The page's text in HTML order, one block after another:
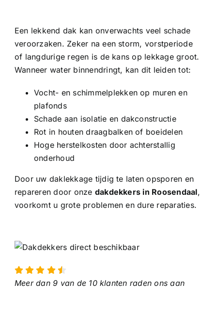
Een lekkend dak kan onverwachts veel schade
veroorzaken. Zeker na een storm, vorstperiode
of langdurige regen is de kans op lekkage groot.
Wanneer water binnendringt, kan dit leiden tot:
Vocht- en schimmelplekken op muren en
plafonds
Schade aan isolatie en dakconstructie
Rot in houten draagbalken of boeidelen
Hoge herstelkosten door achterstallig
onderhoud
Door uw daklekkage tijdig te laten opsporen en
repareren door onze dakdekkers in Roosendaal,
voorkomt u grote problemen en dure reparaties.
Meer dan 9 van de 10 klanten raden ons aan